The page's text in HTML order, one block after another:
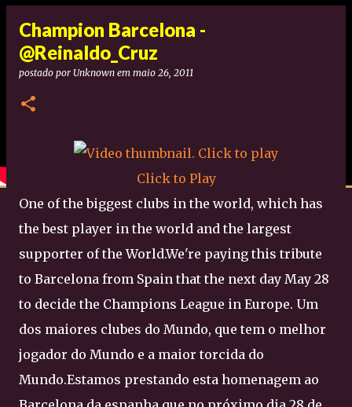
Champion Barcelona -
@Reinaldo_Cruz
postado por Unknown em maio 26, 2011
Click to Play
One of the biggest clubs in the world, which has
the best player in the world and the largest
supporter of the World.We're paying this tribute
to Barcelona from Spain that the next day May 28
to decide the Champions League in Europe. Um
dos maiores clubes do Mundo, que tem o melhor
jogador do Mundo e a maior torcida do
Mundo.Estamos prestando esta homenagem ao